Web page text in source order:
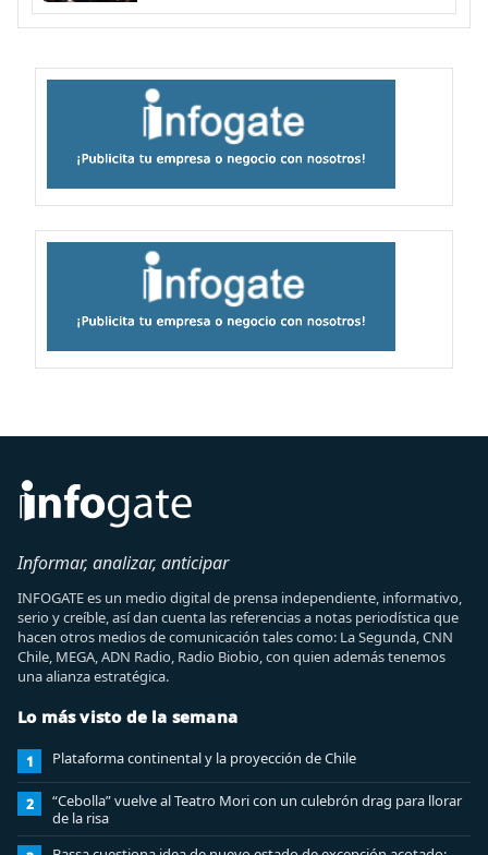
Informar, analizar, anticipar
INFOGATE es un medio digital de prensa independiente, informativo,
serio y creíble, así dan cuenta las referencias a notas periodística que
hacen otros medios de comunicación tales como: La Segunda, CNN
Chile, MEGA, ADN Radio, Radio Biobio, con quien además tenemos
una alianza estratégica.
Lo más visto de la semana
1 Plataforma continental y la proyección de Chile
2
“Cebolla” vuelve al Teatro Mori con un culebrón drag para llorar
de la risa